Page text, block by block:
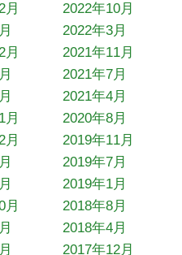
月
2022年10月
2022年3月
月
2021年11月
2021年7月
2021年4月
月
2020年8月
月
2019年11月
2019年7月
2019年1月
月
2018年8月
2018年4月
2017年12月